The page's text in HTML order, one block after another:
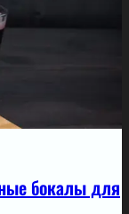
бокалы для